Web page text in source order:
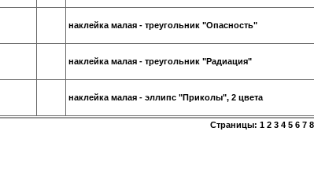
наклейка малая - треугольник "Опасность"
наклейка малая - треугольник "Радиация"
наклейка малая - эллипс "Приколы", 2 цвета
Страницы: 1 2 3 4 5 6 7 8